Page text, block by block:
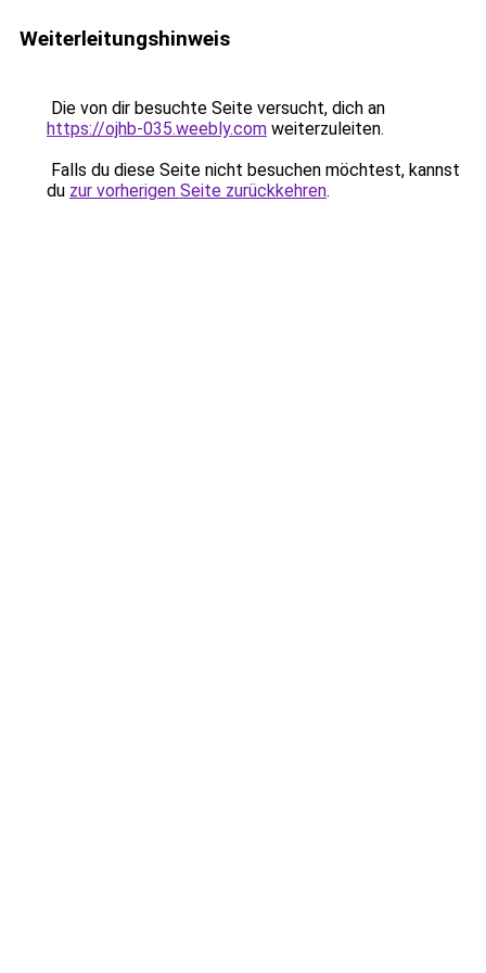
Weiterleitungshinweis
Die von dir besuchte Seite versucht, dich an
https://ojhb-035.weebly.com weiterzuleiten.
Falls du diese Seite nicht besuchen möchtest, kannst
du zur vorherigen Seite zurückkehren.